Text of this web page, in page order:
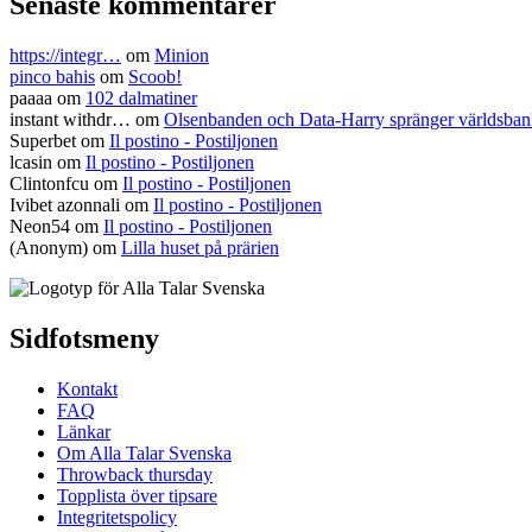
https://integr… om Minion
pinco bahis om Scoob!
paaaa om 102 dalmatiner
instant withdr… om Olsenbanden och Data-Harry spränger
Superbet om Il postino - Postiljonen
lcasin om Il postino - Postiljonen
Clintonfcu om Il postino - Postiljonen
Ivibet azonnali om Il postino - Postiljonen
Neon54 om Il postino - Postiljonen
(Anonym) om Lilla huset på prärien
Sidfotsmeny
Kontakt
FAQ
Länkar
Om Alla Talar Svenska
Throwback thursday
Topplista över tipsare
Integritetspolicy